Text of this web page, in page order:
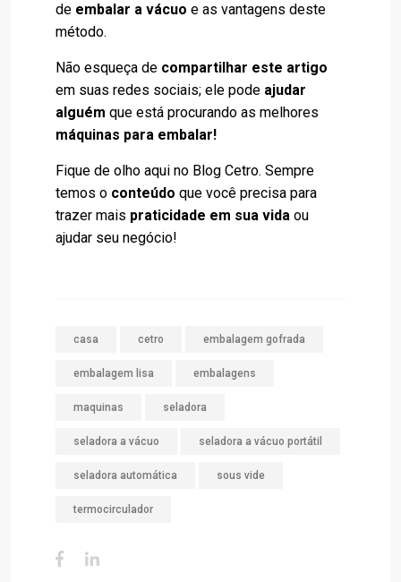
de embalar a vácuo e as vantagens deste
método.
Não esqueça de compartilhar este artigo
em suas redes sociais; ele pode ajudar
alguém que está procurando as melhores
máquinas para embalar!
Fique de olho aqui no Blog Cetro. Sempre
temos o conteúdo que você precisa para
trazer mais praticidade em sua vida ou
ajudar seu negócio!
casa cetro embalagem gofrada
embalagem lisa embalagens
maquinas seladora
seladora a vácuo seladora a vácuo portátil
seladora automática sous vide
termocirculador